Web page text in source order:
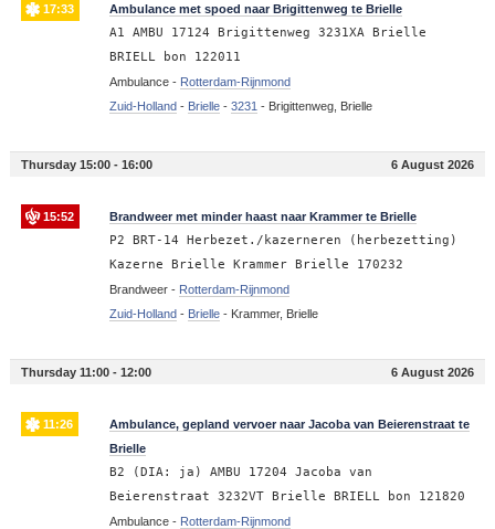
17:33 Ambulance met spoed naar Brigittenweg te Brielle
A1 AMBU 17124 Brigittenweg 3231XA Brielle
BRIELL bon 122011
Ambulance - Rotterdam-Rijnmond
Zuid-Holland- Brielle- 3231 - Brigittenweg, Brielle
Thursday 15:00 - 16:00 6 August 2026
15:52 Brandweer met minder haast naar Krammer te Brielle
P2 BRT-14 Herbezet./kazerneren (herbezetting)
Kazerne Brielle Krammer Brielle 170232
Brandweer - Rotterdam-Rijnmond
Zuid-Holland- Brielle- Krammer, Brielle
Thursday 11:00 - 12:00 6 August 2026
11:26
Ambulance, gepland vervoer naar Jacoba van Beierenstraat te
Brielle
B2 (DIA: ja) AMBU 17204 Jacoba van
Beierenstraat 3232VT Brielle BRIELL bon 121820
Ambulance - Rotterdam-Rijnmond